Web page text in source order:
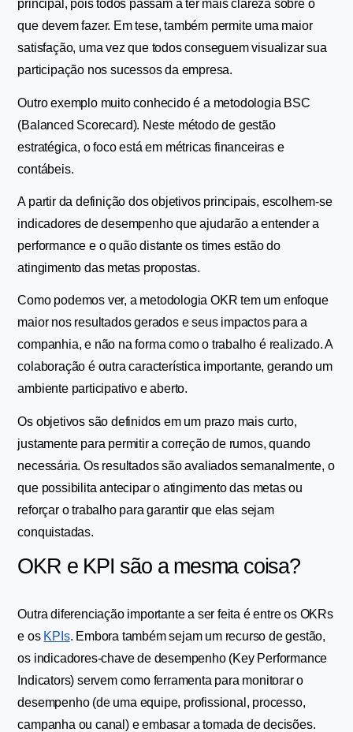
principal, pois todos passam a ter mais clareza sobre o
que devem fazer. Em tese, também permite uma maior
satisfação, uma vez que todos conseguem visualizar sua
participação nos sucessos da empresa.
Outro exemplo muito conhecido é a metodologia BSC
(Balanced Scorecard). Neste método de gestão
estratégica, o foco está em métricas financeiras e
contábeis.
A partir da definição dos objetivos principais, escolhem-se
indicadores de desempenho que ajudarão a entender a
performance e o quão distante os times estão do
atingimento das metas propostas.
Como podemos ver, a metodologia OKR tem um enfoque
maior nos resultados gerados e seus impactos para a
companhia, e não na forma como o trabalho é realizado. A
colaboração é outra característica importante, gerando um
ambiente participativo e aberto.
Os objetivos são definidos em um prazo mais curto,
justamente para permitir a correção de rumos, quando
necessária. Os resultados são avaliados semanalmente, o
que possibilita antecipar o atingimento das metas ou
reforçar o trabalho para garantir que elas sejam
conquistadas.
OKR e KPI são a mesma coisa?
Outra diferenciação importante a ser feita é entre os OKRs
e os KPIs. Embora também sejam um recurso de gestão,
os indicadores-chave de desempenho (Key Performance
Indicators) servem como ferramenta para monitorar o
desempenho (de uma equipe, profissional, processo,
campanha ou canal) e embasar a tomada de decisões.